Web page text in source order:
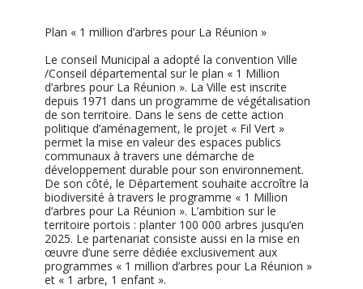
Plan « 1 million d’arbres pour La Réunion »
Le conseil Municipal a adopté la convention Ville
/Conseil départemental sur le plan « 1 Million
d’arbres pour La Réunion ». La Ville est inscrite
depuis 1971 dans un programme de végétalisation
de son territoire. Dans le sens de cette action
politique d’aménagement, le projet « Fil Vert »
permet la mise en valeur des espaces publics
communaux à travers une démarche de
développement durable pour son environnement.
De son côté, le Département souhaite accroître la
biodiversité à travers le programme « 1 Million
d’arbres pour La Réunion ». L’ambition sur le
territoire portois : planter 100 000 arbres jusqu’en
2025. Le partenariat consiste aussi en la mise en
œuvre d’une serre dédiée exclusivement aux
programmes « 1 million d’arbres pour La Réunion »
et « 1 arbre, 1 enfant ».